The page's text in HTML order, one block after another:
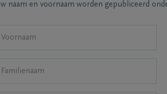
naam en voornaam worden gepubliceerd